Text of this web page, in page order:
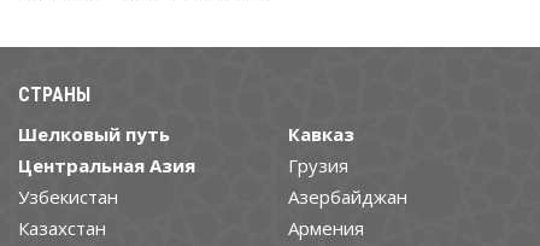
СТРАНЫ
Шелковый путь
Центральная Азия
Узбекистан
Казахстан
Кавказ
Грузия
Азербайджан
Армения